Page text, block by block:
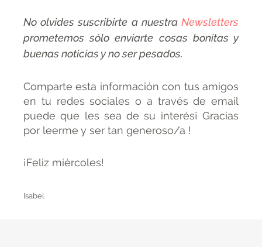
No olvides suscribirte a nuestra Newsletters
prometemos sólo enviarte cosas bonitas y
buenas noticias y no ser pesados.
Comparte esta información con tus amigos
en tu redes sociales o a través de email
puede que les sea de su interés¡ Gracias
por leerme y ser tan generoso/a !
¡Feliz miércoles!
Isabel